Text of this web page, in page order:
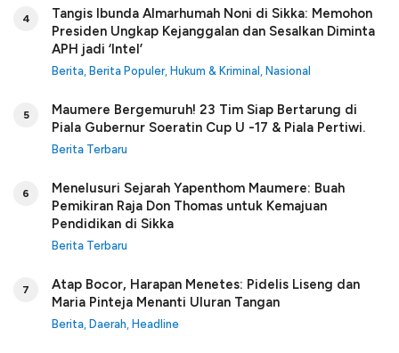
4
Tangis Ibunda Almarhumah Noni di Sikka: Memohon
Presiden Ungkap Kejanggalan dan Sesalkan Diminta
APH jadi ‘Intel’
Berita Berita Populer, Hukum & Kriminal Nasional
5
Maumere Bergemuruh! 23 Tim Siap Bertarung di
Piala Gubernur Soeratin Cup U -17 & Piala Pertiwi.
Berita Terbaru
6
Menelusuri Sejarah Yapenthom Maumere: Buah
Pemikiran Raja Don Thomas untuk Kemajuan
Pendidikan di Sikka
Berita Terbaru
7
Atap Bocor, Harapan Menetes: Pidelis Liseng dan
Maria Pinteja Menanti Uluran Tangan
Berita Daerah Headline